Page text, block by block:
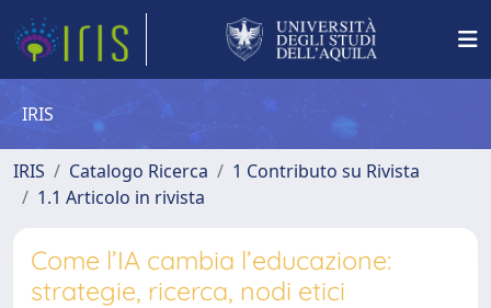
IRIS
IRIS Catalogo Ricerca
1 Contributo su Rivista
1.1 Articolo in rivista
Come l’IA cambia l’educazione:
strategie, ricerca, nodi etici